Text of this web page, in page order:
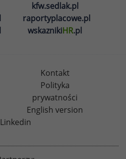
kfw.sedlak.pl
raportyplacowe.pl
wskaznikiHR.pl
Kontakt
Polityka
prywatności
English version
Linkedin